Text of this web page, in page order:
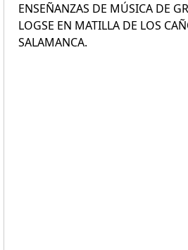
ENSEÑANZAS DE MÚSICA DE
LOGSE EN MATILLA DE LOS
SALAMANCA.